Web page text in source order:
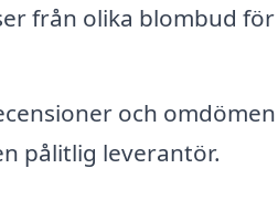
från olika blombud
och
pålitlig leverantör.